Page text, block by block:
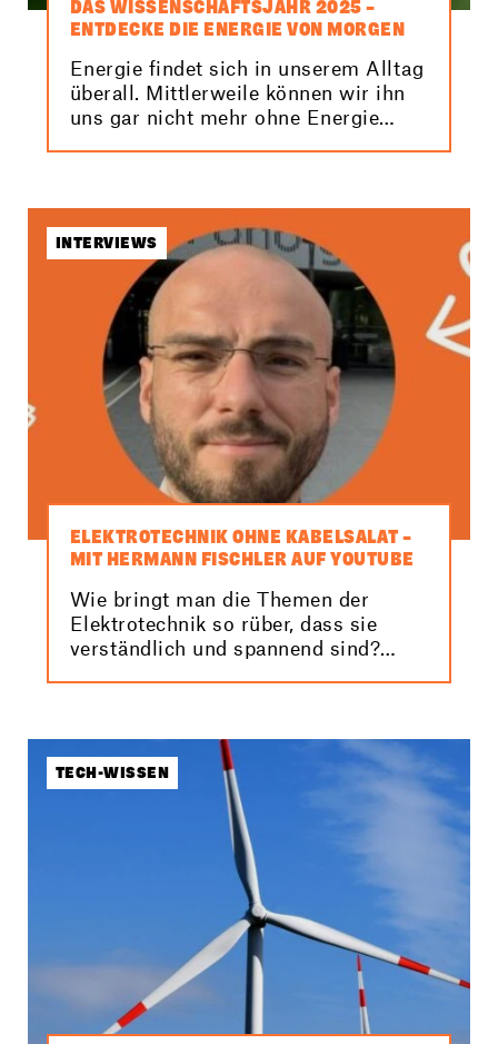
DAS WISSENSCHAFTSJAHR 2025 –
ENTDECKE DIE ENERGIE VON MORGEN
Energie findet sich in unserem Alltag
überall. Mittlerweile können wir ihn
uns gar nicht mehr ohne Energie
2025 – Zukunftsenergie widmet sich
genau diesem Thema. Und wir zeigen
dir dazu zum Abschluss dieses
Jahres spannende Einblicke aus der
Elektrotechnik & IT.
INTERVIEWS
ELEKTROTECHNIK OHNE KABELSALAT –
MIT HERMANN FISCHLER AUF YOUTUBE
Wie bringt man die Themen der
Elektrotechnik so rüber, dass sie
verständlich und spannend sind?
YouTube. In seinen Videos erklärt er
alles rund um die Elektrotechnik, von
Grundlagen bis hin zu komplexeren
Anwendungen. Wir haben ihn gefragt,
wie es zum Kanal gekommen ist,…
TECH-WISSEN